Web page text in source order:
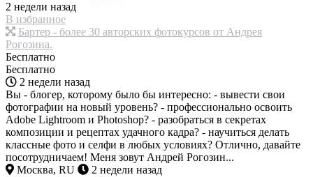
2 недели назад
В избранное
Бартер - более 30 авторских фотокурсов от Андрея
Рогозина.
Бесплатно
Бесплатно
2 недели назад
Вы - блогер, которому было бы интересно: - вывести свои
фотографии на новый уровень? - профессионально освоить
Adobe Lightroom и Photoshop? - разобраться в секретах
композиции и рецептах удачного кадра? - научиться делать
классные фото и селфи в любых условиях? Отлично, давайте
посотрудничаем! Меня зовут Андрей Рогозин...
Москва, RU
2 недели назад